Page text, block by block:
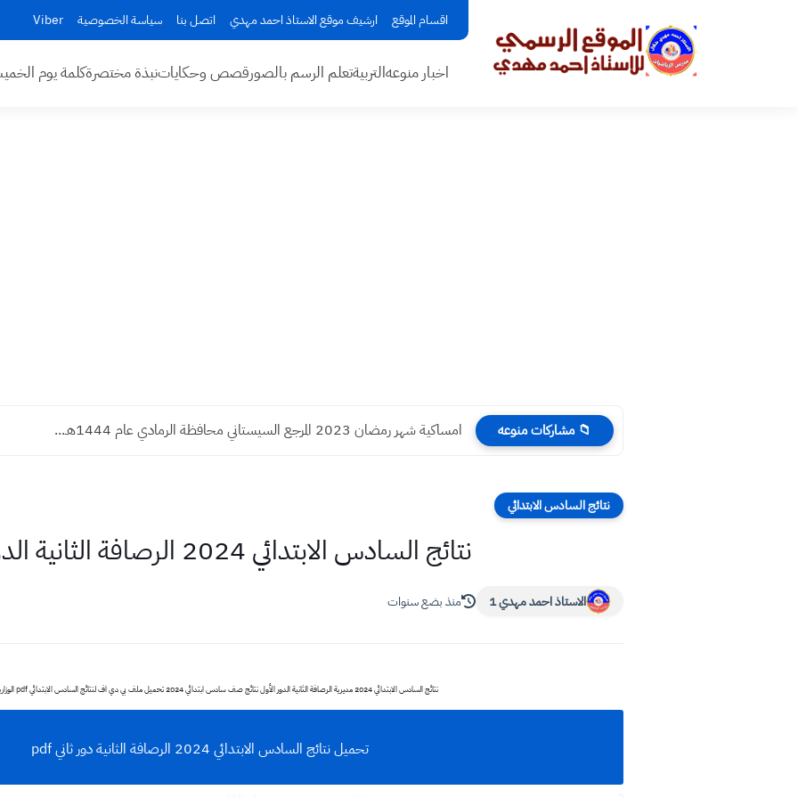
اقسام الموقع ارشيف موقع الاستاذ احمد مهدي اتصل بنا سياسة الخصوصية Viber
اخبار منوعهالتربيةتعلم الرسم بالصورقصص وحكاياتنبذة مختصرةكلمة يوم
📁 مشاركات منوعه امساكية شهر رمضان 2023 المرجع السيستاني محافظة الرمادي عام 1444هـ...
نتائج السادس الابتدائي
نتائج السادس الابتدائي 2024 الرصافة الثانية الدور الثاني
الاستاذ احمد مهدي 1 منذ بضع سنوات
نتائج السادس الابتدائي 2024 مديرية الرصافة الثانية الدور الأول نتائج صف سادس ابتدائي 2024 تحميل ملف بي دي اف لنتائج السادس الابتدائي pdf الوزارية رابط مباشرة
تحميل نتائج السادس الابتدائي 2024 الرصافة الثانية دور ثاني pdf